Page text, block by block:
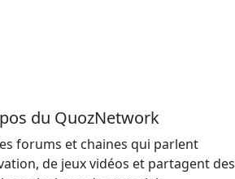
du QuozNetwork
forums et chaines qui parlent
de jeux vidéos et partagent des